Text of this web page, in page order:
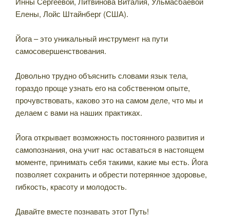
Елены, Лойс Штайнберг (США).
Йога – это уникальный инструмент на пути
самосовершенствования.
Довольно трудно объяснить словами язык тела,
гораздо проще узнать его на собственном опыте,
прочувствовать, каково это на самом деле, что мы и
делаем с вами на наших практиках.
Йога открывает возможность постоянного развития и
самопознания, она учит нас оставаться в настоящем
моменте, принимать себя такими, какие мы есть. Йога
позволяет сохранить и обрести потерянное здоровье,
гибкость, красоту и молодость.
Давайте вместе познавать этот Путь!